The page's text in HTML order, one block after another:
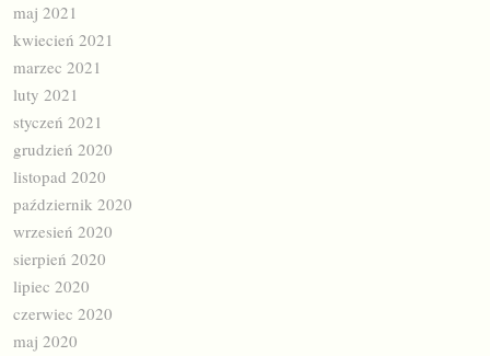
maj 2021
kwiecień 2021
marzec 2021
luty 2021
styczeń 2021
grudzień 2020
listopad 2020
październik 2020
wrzesień 2020
sierpień 2020
lipiec 2020
czerwiec 2020
maj 2020